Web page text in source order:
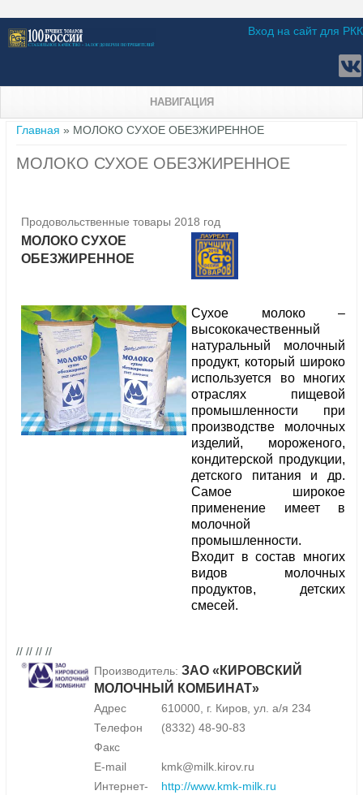
Вход на сайт для РКК
НАВИГАЦИЯ
Вы здесь
Главная » МОЛОКО СУХОЕ ОБЕЗЖИРЕННОЕ
МОЛОКО СУХОЕ ОБЕЗЖИРЕННОЕ
Продовольственные товары 2018 год
МОЛОКО СУХОЕ
ОБЕЗЖИРЕННОЕ
Сухое молоко –
высококачественный
натуральный молочный
продукт, который широко
используется во многих
отраслях пищевой
промышленности при
производстве молочных
изделий, мороженого,
кондитерской продукции,
детского питания и др.
Самое широкое
применение имеет в
молочной
промышленности.
Входит в состав многих
видов молочных
продуктов, детских
смесей.
// // // //
Производитель: ЗАО «КИРОВСКИЙ
МОЛОЧНЫЙ КОМБИНАТ»
Адрес
610000, г. Киров, ул. а/я 234
Телефон
(8332) 48-90-83
Факс
E-mail
kmk@milk.kirov.ru
Интернет-
http://www.kmk-milk.ru